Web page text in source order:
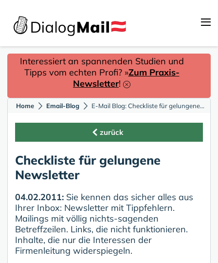
Interessiert an spannenden Studien und
Tipps vom echten Profi? »Zum Praxis-
Newsletter!
Home Email-Blog E-Mail Blog: Checkliste für gelungene Newsletter
zurück
Checkliste für gelungene
Newsletter
04.02.2011: Sie kennen das sicher alles aus
Ihrer Inbox: Newsletter mit Tippfehlern.
Mailings mit völlig nichts-sagenden
Betreffzeilen. Links, die nicht funktionieren.
Inhalte, die nur die Interessen der
Firmenleitung widerspiegeln.